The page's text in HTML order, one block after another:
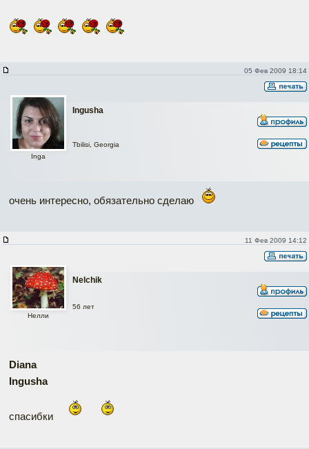
05 Фев 2009 18:14
Ingusha
Inga
Tbilisi, Georgia
очень интересно, обязательно сделаю
11 Фев 2009 14:12
Nelchik
Нелли
56 лет
Diana
Ingusha
спасибки